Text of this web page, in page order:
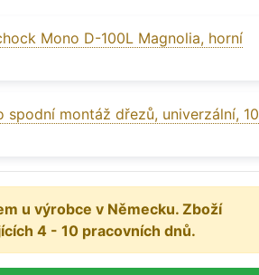
Mono D-100L Magnolia, horní
spodní montáž dřezů, univerzální, 10
u výrobce v Německu. Zboží
4 - 10 pracovních dnů.